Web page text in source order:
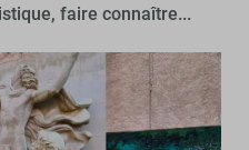
faire connaître...